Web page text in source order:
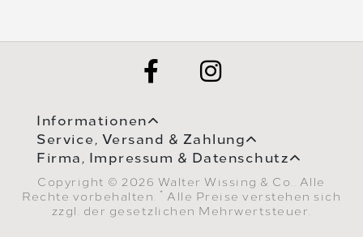
Informationen
Service, Versand & Zahlung
Firma, Impressum & Datenschutz
Copyright © 2026 Walter Wissing & Co.. Alle
Rechte vorbehalten.
* Alle Preise verstehen sich
zzgl. der gesetzlichen Mehrwertsteuer.